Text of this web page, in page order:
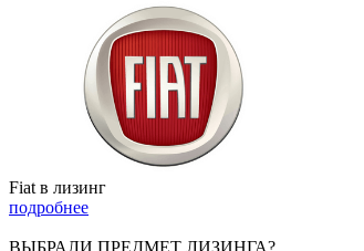
Fiat в лизинг
подробнее
ВЫБРАЛИ ПРЕДМЕТ ЛИЗИНГА?